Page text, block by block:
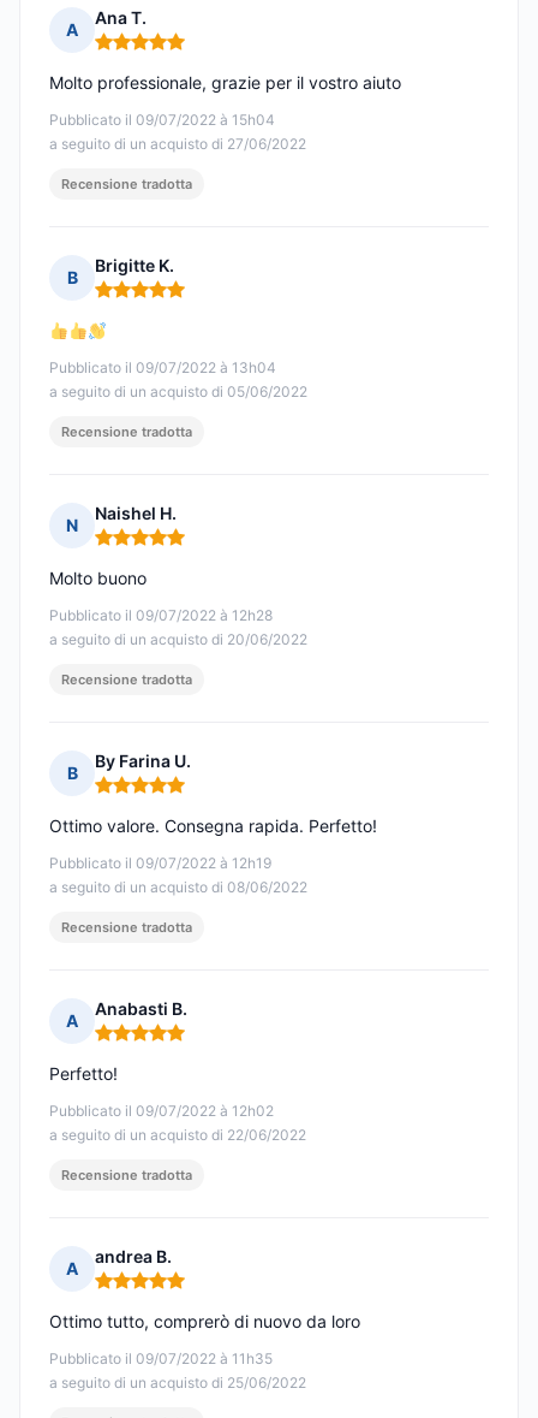
A
Ana T.
Nota: 5 su 5
Pubblicato il 09/07/2022 à 15h04
a seguito di un acquisto di 27/06/2022
Molto professionale, grazie per il vostro aiuto
Recensione tradotta
B
Brigitte K.
Nota: 5 su 5
Pubblicato il 09/07/2022 à 13h04
a seguito di un acquisto di 05/06/2022
Recensione tradotta
N
Naishel H.
Nota: 5 su 5
Pubblicato il 09/07/2022 à 12h28
a seguito di un acquisto di 20/06/2022
Molto buono
Recensione tradotta
B
By Farina U.
Nota: 5 su 5
Pubblicato il 09/07/2022 à 12h19
a seguito di un acquisto di 08/06/2022
Ottimo valore. Consegna rapida. Perfetto!
Recensione tradotta
A
Anabasti B.
Nota: 5 su 5
Pubblicato il 09/07/2022 à 12h02
a seguito di un acquisto di 22/06/2022
Perfetto!
Recensione tradotta
A
andrea B.
Nota: 5 su 5
Pubblicato il 09/07/2022 à 11h35
a seguito di un acquisto di 25/06/2022
Ottimo tutto, comprerò di nuovo da loro